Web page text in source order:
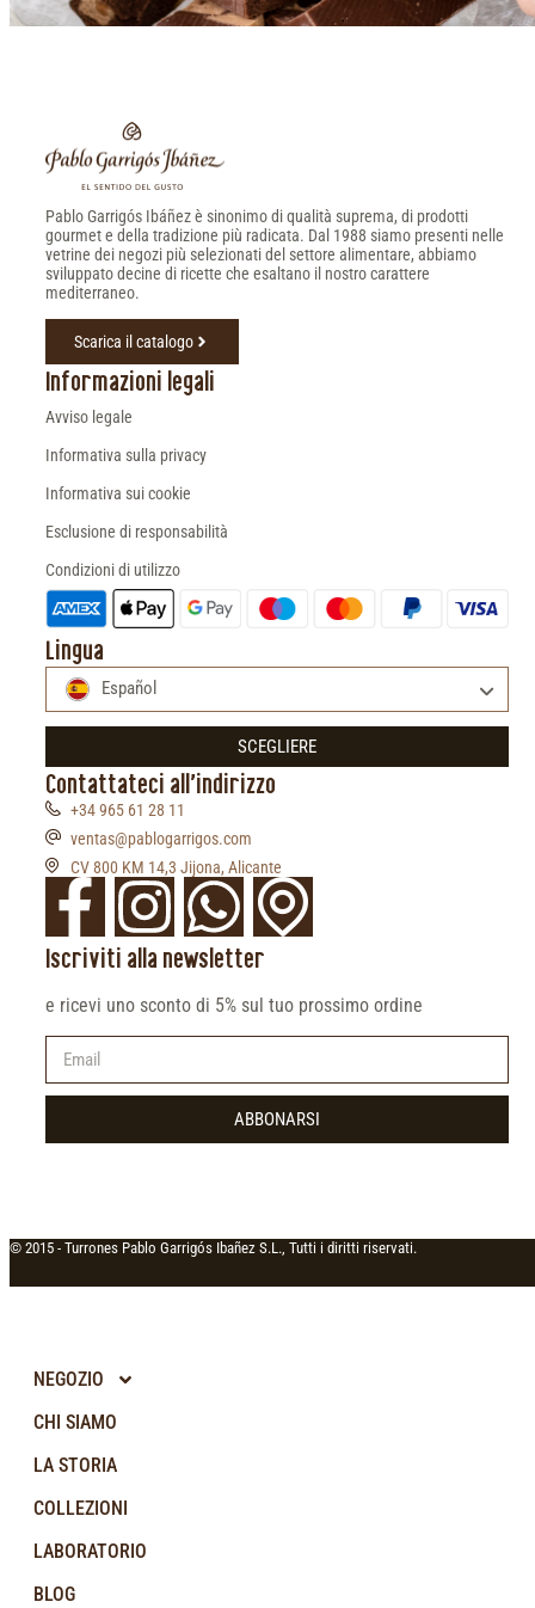
Pablo Garrigós Ibáñez è sinonimo di qualità suprema, di prodotti
gourmet e della tradizione più radicata. Dal 1988 siamo presenti nelle
vetrine dei negozi più selezionati del settore alimentare, abbiamo
sviluppato decine di ricette che esaltano il nostro carattere
mediterraneo.
Scarica il catalogo
Informazioni legali
Avviso legale
Informativa sulla privacy
Informativa sui cookie
Esclusione di responsabilità
Condizioni di utilizzo
Lingua
Español
SCEGLIERE
Contattateci all'indirizzo
+34 965 61 28 11
ventas@pablogarrigos.com
CV 800 KM 14,3 Jijona, Alicante
Iscriviti alla newsletter
e ricevi uno sconto di 5% sul tuo prossimo ordine
ABBONARSI
© 2015 - Turrones Pablo Garrigós Ibañez S.L., Tutti i diritti riservati.
NEGOZIO
CHI SIAMO
LA STORIA
COLLEZIONI
LABORATORIO
BLOG